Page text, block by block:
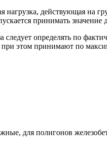
нагрузка, действующая на
принимать значение
следует определять по
этом принимают по
для полигонов